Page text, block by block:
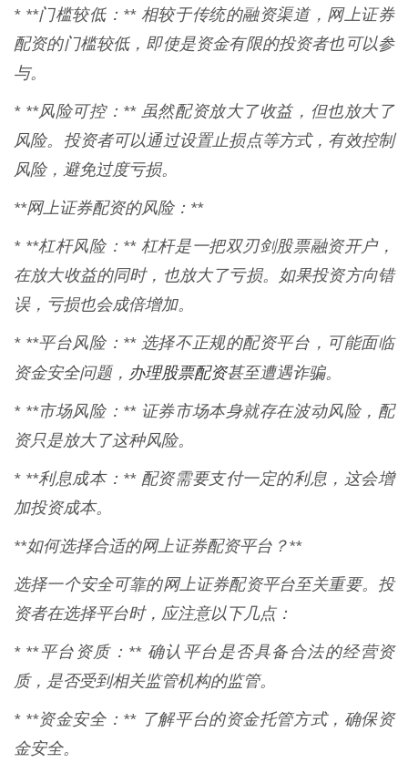
* **门槛较低：** 相较于传统的融资渠道，网上证券
配资的门槛较低，即使是资金有限的投资者也可以参
与。
* **风险可控：** 虽然配资放大了收益，但也放大了
风险。投资者可以通过设置止损点等方式，有效控制
风险，避免过度亏损。
**网上证券配资的风险：**
* **杠杆风险：** 杠杆是一把双刃剑股票融资开户，
在放大收益的同时，也放大了亏损。如果投资方向错
误，亏损也会成倍增加。
* **平台风险：** 选择不正规的配资平台，可能面临
资金安全问题， 办理股票配资甚至遭遇诈骗。
* **市场风险：** 证券市场本身就存在波动风险，配
资只是放大了这种风险。
* **利息成本：** 配资需要支付一定的利息，这会增
加投资成本。
**如何选择合适的网上证券配资平台？**
选择一个安全可靠的网上证券配资平台至关重要。投
资者在选择平台时，应注意以下几点：
* **平台资质：** 确认平台是否具备合法的经营资
质，是否受到相关监管机构的监管。
* **资金安全：** 了解平台的资金托管方式，确保资
金安全。